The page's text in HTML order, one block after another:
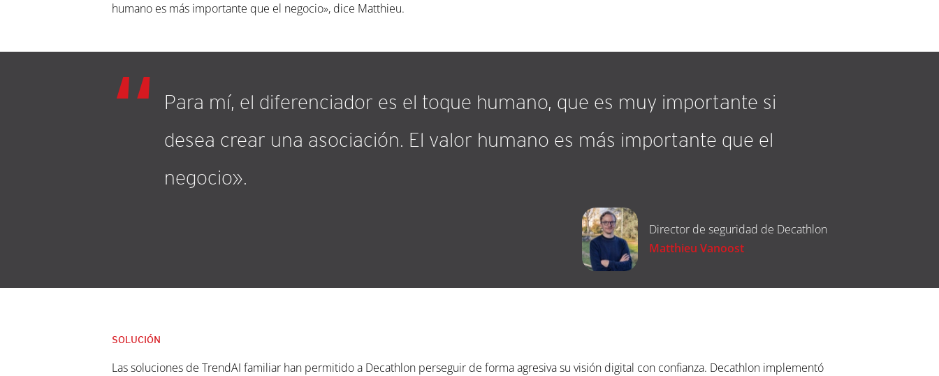
humano es más importante que el negocio», dice Matthieu.
Para mí, el diferenciador es el toque humano, que es muy importante si
desea crear una asociación. El valor humano es más importante que el
negocio».
Director de seguridad de Decathlon
Matthieu Vanoost
SOLUCIÓN
Las soluciones de TrendAI familiar han permitido a Decathlon perseguir de forma agresiva su visión digital con confianza. Decathlon implementó